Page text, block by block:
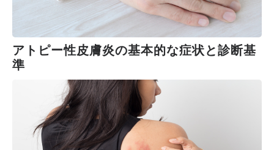
アトピー性皮膚炎の基本的な症状と診断基
準